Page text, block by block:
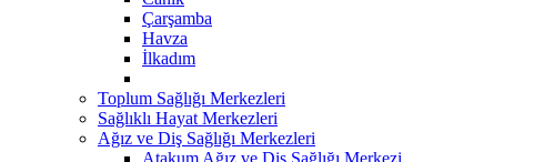
Çarşamba
Havza
İlkadım
Toplum Sağlığı Merkezleri
Sağlıklı Hayat Merkezleri
Ağız ve Diş Sağlığı Merkezleri
Atakum Ağız ve Diş Sağlığı Merkezi